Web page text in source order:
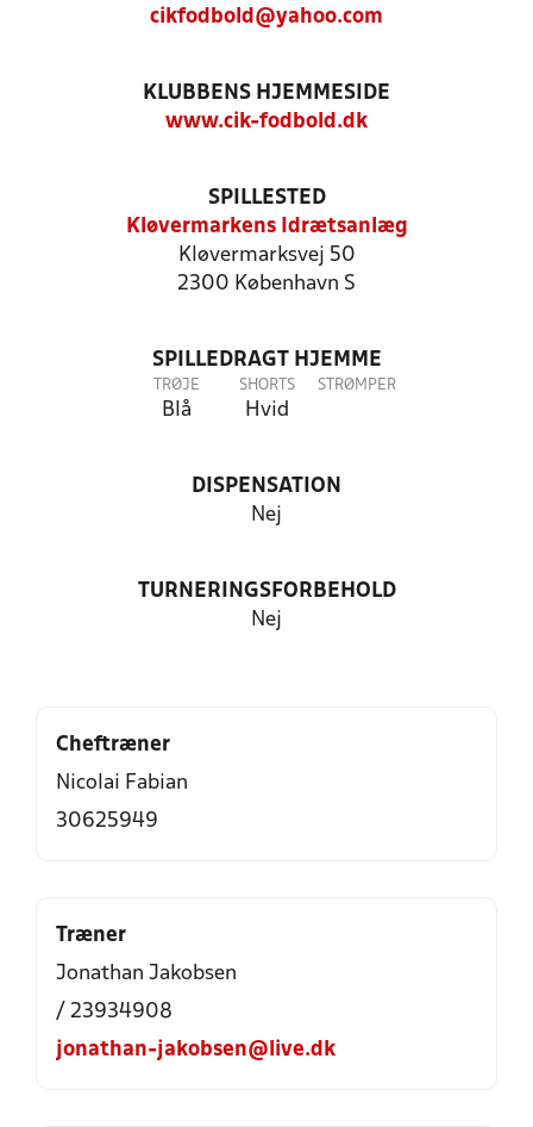
cikfodbold@yahoo.com
KLUBBENS HJEMMESIDE
www.cik-fodbold.dk
SPILLESTED
Kløvermarkens Idrætsanlæg
Kløvermarksvej 50
2300 København S
SPILLEDRAGT HJEMME
TRØJE
Blå
SHORTS
Hvid
STRØMPER
DISPENSATION
Nej
TURNERINGSFORBEHOLD
Nej
Cheftræner
Nicolai Fabian
30625949
Træner
Jonathan Jakobsen
/ 23934908
jonathan-jakobsen@live.dk